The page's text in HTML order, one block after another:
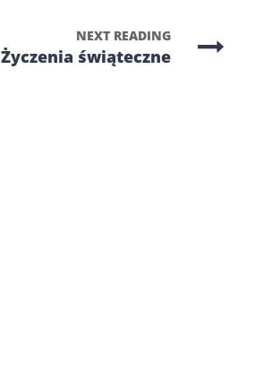
NEXT READING
Życzenia świąteczne